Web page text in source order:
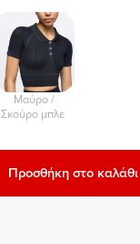
Σκούρο μπλε
Προσθήκη στο καλάθι